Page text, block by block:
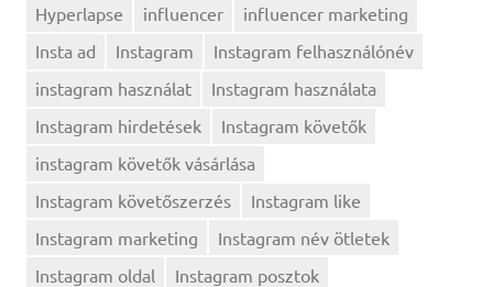
Hyperlapse
influencer
influencer marketing
Insta ad
Instagram
Instagram felhasználónév
instagram használat
Instagram használata
Instagram hirdetések
Instagram követők
instagram követők vásárlása
Instagram követőszerzés
Instagram like
Instagram marketing
Instagram név ötletek
Instagram oldal
Instagram posztok